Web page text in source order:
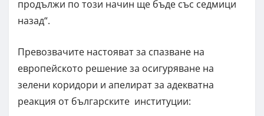
продължи по този начин ще бъде със седмици
назад“.
Превозвачите настояват за спазване на
европейското решение за осигуряване на
зелени коридори и апелират за адекватна
реакция от българските институции: